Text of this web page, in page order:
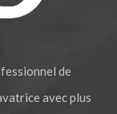
de
avec plus